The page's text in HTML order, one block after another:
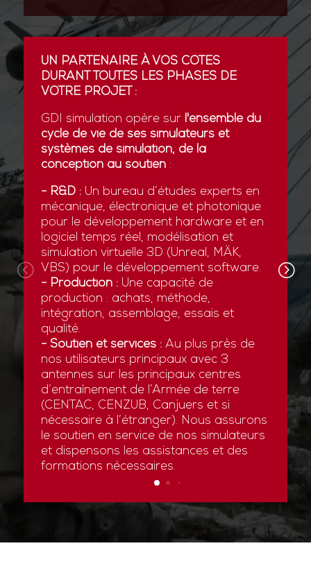
UN PARTENAIRE À VOS CÔTÉS
DURANT TOUTES LES PHASES DE
VOTRE PROJET :
GDI simulation opère sur l'ensemble du
cycle de vie de ses simulateurs et
systèmes de simulation, de la
conception au soutien:
- R&D :Un bureau d’études experts en
mécanique, électronique et photonique
pour le développement hardware et en
logiciel temps réel, modélisation et
simulation virtuelle 3D (Unreal, MÄK,
VBS) pour le développement software.
- Production :Une capacité de
production : achats, méthode,
intégration, assemblage, essais et
qualité.
- Soutien et services :Au plus près de
nos utilisateurs principaux avec 3
antennes sur les principaux centres
d’entraînement de l’Armée de terre
(CENTAC, CENZUB, Canjuers et si
nécessaire à l’étranger). Nous assurons
le soutien en service de nos simulateurs
et dispensons les assistances et des
formations nécessaires.